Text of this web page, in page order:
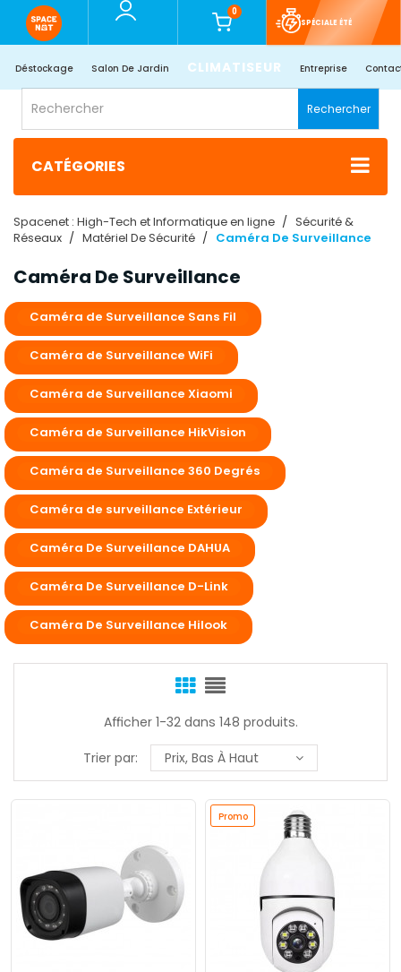
0
SPÉCIALE ÉTÉ
Déstockage Salon De Jardin CLIMATISEUR Entreprise
Rechercher
CATÉGORIES
Spacenet : High-Tech et Informatique en ligne
Sécurité &
Réseaux
Matériel De Sécurité Caméra De Surveillance
Caméra De Surveillance
Caméra de Surveillance Sans Fil
Caméra de Surveillance WiFi
Caméra de Surveillance Xiaomi
Caméra de Surveillance HikVision
Caméra de Surveillance 360 Degrés
Caméra de surveillance Extérieur
Caméra De Surveillance DAHUA
Caméra De Surveillance D-Link
Caméra De Surveillance Hilook
Afficher 1-32 dans 148 produits.
Trier par:
Prix, Bas À Haut
Promo